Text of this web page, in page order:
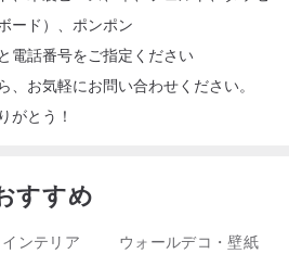
ード）、ポンポン
電話番号をご指定ください
、お気軽にお問い合わせください。
がとう！
すすめ
インテリア ウォールデコ・壁紙